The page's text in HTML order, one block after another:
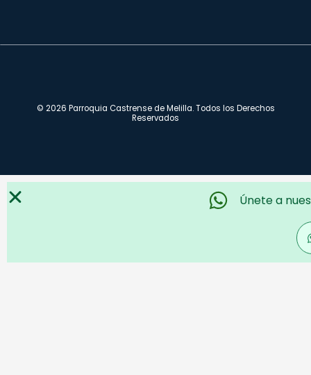
© 2026 Parroquia Castrense de Melilla. Todos los Derechos
Reservados
Únete a